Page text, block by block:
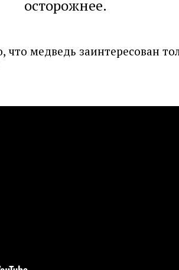
осторожнее.
медведь заинтересован